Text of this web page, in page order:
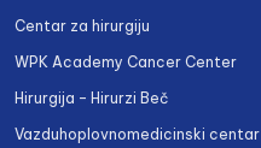
Centar za hirurgiju
WPK Academy Cancer Center
Hirurgija – Hirurzi Beč
Vazduhoplovnomedicinski centar